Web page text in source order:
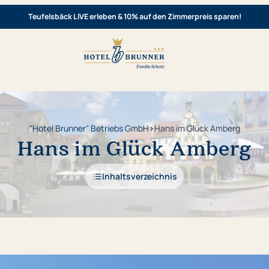
Teufelsbäck LIVE erleben & 10% auf den Zimmerpreis sparen!
"Hotel Brunner" Betriebs GmbH›Hans im Glück Amberg
Hans im Glück Amberg
Inhaltsverzeichnis